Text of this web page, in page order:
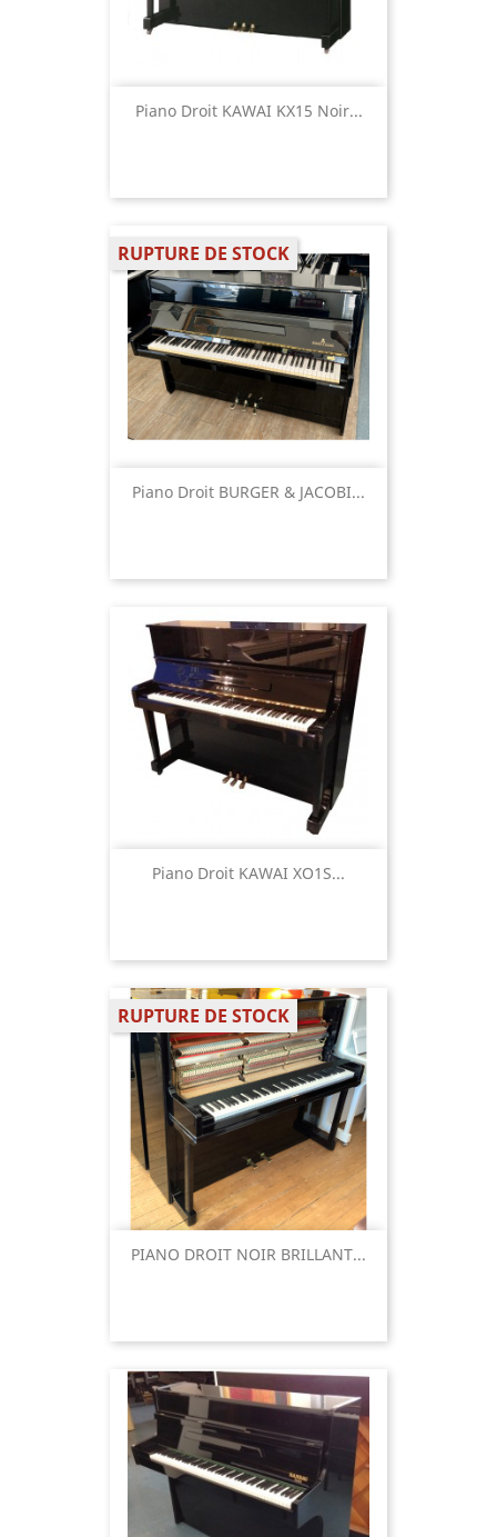
Piano Droit KAWAI KX15 Noir...
Piano Droit BURGER & JACOBI...
RUPTURE DE STOCK
Piano Droit KAWAI XO1S...
PIANO DROIT NOIR BRILLANT...
RUPTURE DE STOCK